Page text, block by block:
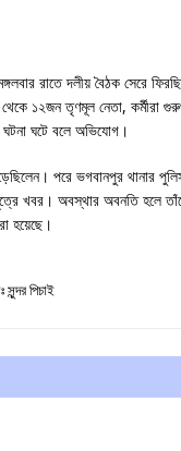
রাতে দলীয় বৈঠক সেরে
১২জন তৃণমূল নেতা, কর্মীরা
ঘটনা ঘটে বলে অভিযোগ।
পরে ভগবানপুর থানার
খবর। অবস্থার অবনতি হলে
হয়েছে।
পিচাই